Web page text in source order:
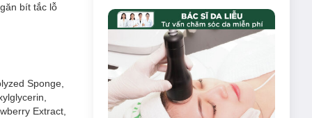
bít tắc lỗ
Sponge,
Extract,